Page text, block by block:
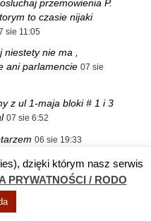
przemowienia P.
to czasie nijaki
sie 11:05
niestety nie ma ,
ani parlamencie 07 sie
z ul 1-maja bloki # 1 i 3
07 sie 6:52
06 sie 19:33
nie wyjdzie , to
Ostapko bije pianę i myśli
onuce, PiS
dzięki którym nasz serwis
PRYWATNOŚCI / RODO